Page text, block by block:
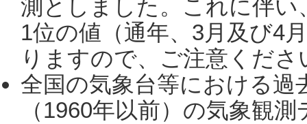
測としました。これに伴い
1位の値（通年、3月及び4
りますので、ご注意くだ
全国の気象台等における過
（1960年以前）の気象観